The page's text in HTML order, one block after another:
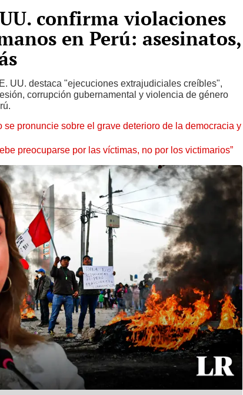
confirma violaciones
en Perú: asesinatos,
UU. destaca "ejecuciones extrajudiciales creíbles",
corrupción gubernamental y violencia de género
pronuncie sobre el grave deterioro de la democracia y
preocuparse por las víctimas, no por los victimarios”